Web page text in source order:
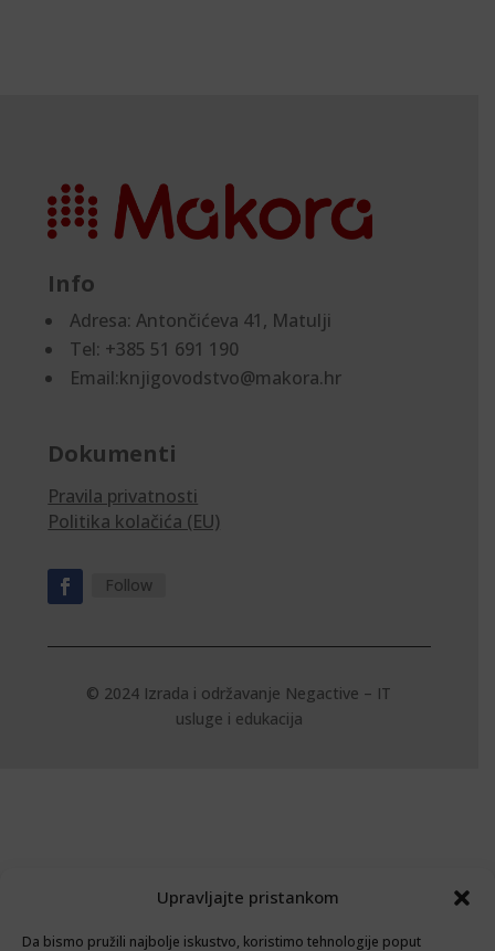
Upravljajte pristankom
Da bismo pružili najbolje iskustvo, koristimo tehnologije poput
Info
Adresa:Antončićeva 41, Matulji
Tel: +385 51 691 190
Email:knjigovodstvo@makora.hr
Dokumenti
Pravila privatnosti
Politika kolačića (EU)
Follow
© 2024 Izrada i održavanje Negactive – IT
usluge i edukacija